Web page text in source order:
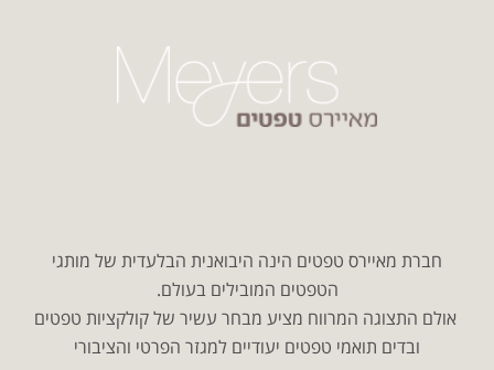
חברת מאיירס טפטים הינה היבואנית הבלעדית של מותגי
הטפטים המובילים בעולם.
אולם התצוגה המרווח מציע מבחר עשיר של קולקציות טפטים
ובדים תואמי טפטים יעודיים למגזר הפרטי והציבורי